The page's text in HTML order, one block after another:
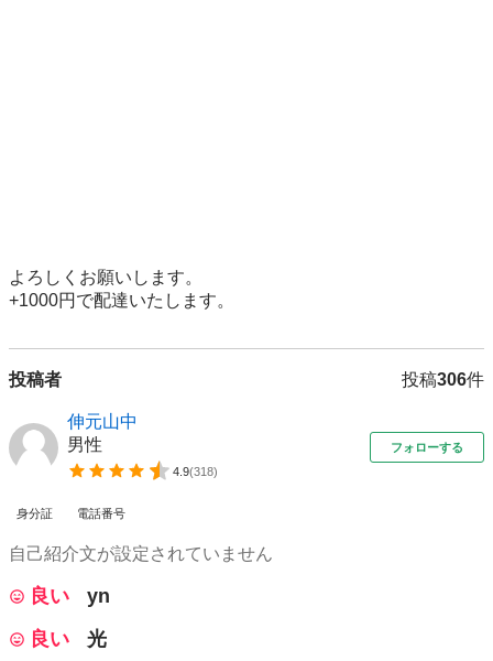
よろしくお願いします。
+1000円で配達いたします。
投稿者 投稿306件
伸元山中
男性
4.9(318)
フォローする
身分証 電話番号
自己紹介文が設定されていません
良い
yn
良い
光